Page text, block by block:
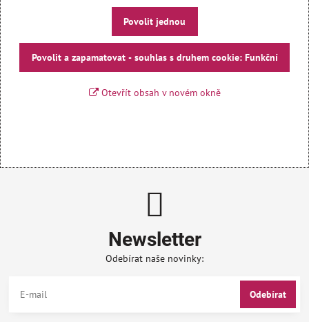
Povolit jednou
Povolit a zapamatovat - souhlas s druhem cookie: Funkční
Otevřít obsah v novém okně
Newsletter
Odebírat naše novinky:
Odebírat